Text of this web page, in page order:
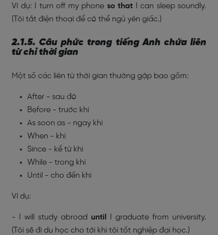
Ví dụ: I turn off my phone so that I can sleep soundly.
( Tôi tắt điện thoại để có thể ngủ yên giấc.)
2.1.5. Câu phức trong tiếng Anh chứa liên
từ chỉ thời gian
Một số các liên từ thời gian thường gặp bao gồm:
After - sau đó
Before - trước khi
As soon as - ngay khi
When - khi
Since - kể từ khi
While - trong khi
Until - cho đến khi
Ví dụ:
- I will study abroad until
I graduate from university.
( Tôi sẽ đi du học cho tới khi tôi tốt nghiệp đại học.)